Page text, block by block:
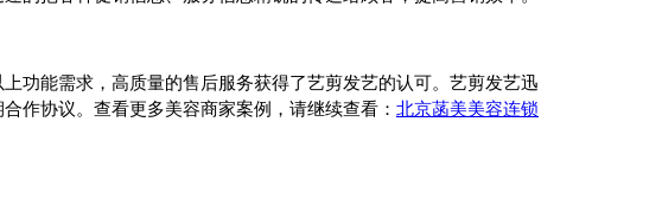
功能需求，高质量的售后服务获得了艺剪发艺的认可。艺剪发艺迅
作协议。查看更多美容商家案例，请继续查看： 北京菡美美容连锁